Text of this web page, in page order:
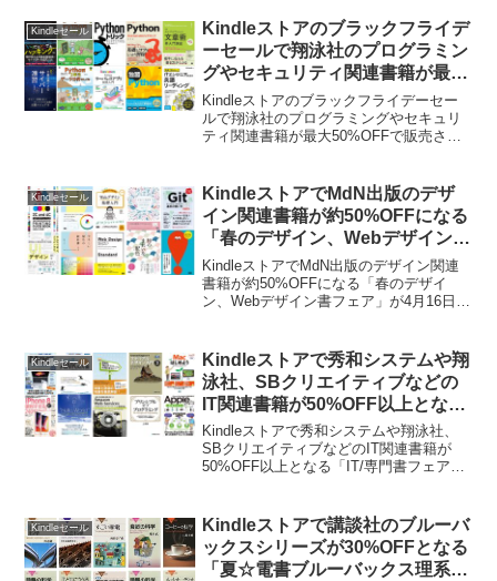
Kindleセール
Kindleストアのブラックフライデ
ーセールで翔泳社のプログラミン
グやセキュリティ関連書籍が最大
50%OFFで販売中。
Kindleストアのブラックフライデーセー
ルで翔泳社のプログラミングやセキュリ
ティ関連書籍が最大50%OFFで販売され
Kindleセール
KindleストアでMdN出版のデザ
イン関連書籍が約50%OFFになる
「春のデザイン、Webデザイン書
フェア」が4月16日まで開催中。
KindleストアでMdN出版のデザイン関連
書籍が約50%OFFになる「春のデザイ
ン、Webデザイン書フェア」が4月16日ま
Kindleセール
Kindleストアで秀和システムや翔
泳社、SBクリエイティブなどの
IT関連書籍が50%OFF以上となる
「IT/専門書フェア」が11月16日
まで開催中。
Kindleストアで秀和システムや翔泳社、
SBクリエイティブなどのIT関連書籍が
50%OFF以上となる「IT/専門書フェア」
Kindleセール
Kindleストアで講談社のブルーバ
ックスシリーズが30%OFFとなる
「夏☆電書ブルーバックス理系の